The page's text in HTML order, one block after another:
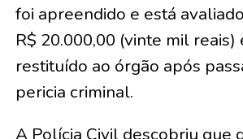
foi apreendido e está
R$ 20.000,00 (vinte mil reais)
restituído ao órgão após
pericia criminal.
A Polícia Civil descobriu que